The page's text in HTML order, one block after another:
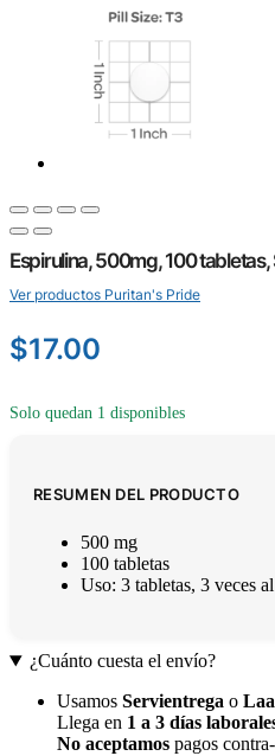
Espirulina, 500mg, 100
Ver productos Puritan's Pride
$17.00
Solo quedan 1 disponibles
RESUMEN DEL PRODUCTO
500 mg
100 tabletas
Uso: 3 tabletas, 3 veces
¿Cuánto cuesta el envío?
Usamos Servientrega o
Llega en 1 a 3 días
No aceptamos pagos